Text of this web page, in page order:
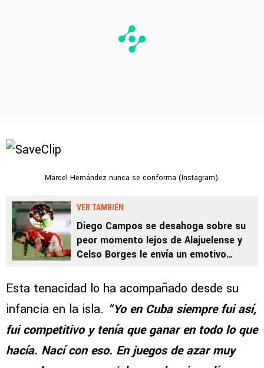
Marcel Hernández nunca se conforma (Instagram).
VER TAMBIÉN
Diego Campos se desahoga sobre su
peor momento lejos de Alajuelense y
Celso Borges le envía un emotivo
Esta tenacidad lo ha acompañado desde su
infancia en la isla. “Yo en Cuba siempre fui así,
fui competitivo y tenía que ganar en todo lo que
hacía. Nací con eso. En juegos de azar muy